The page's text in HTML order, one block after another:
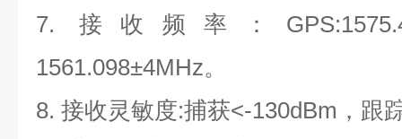
7.接收频率：
1561.098±4MHz。
8. 接收灵敏度:捕获<-130dBm，跟